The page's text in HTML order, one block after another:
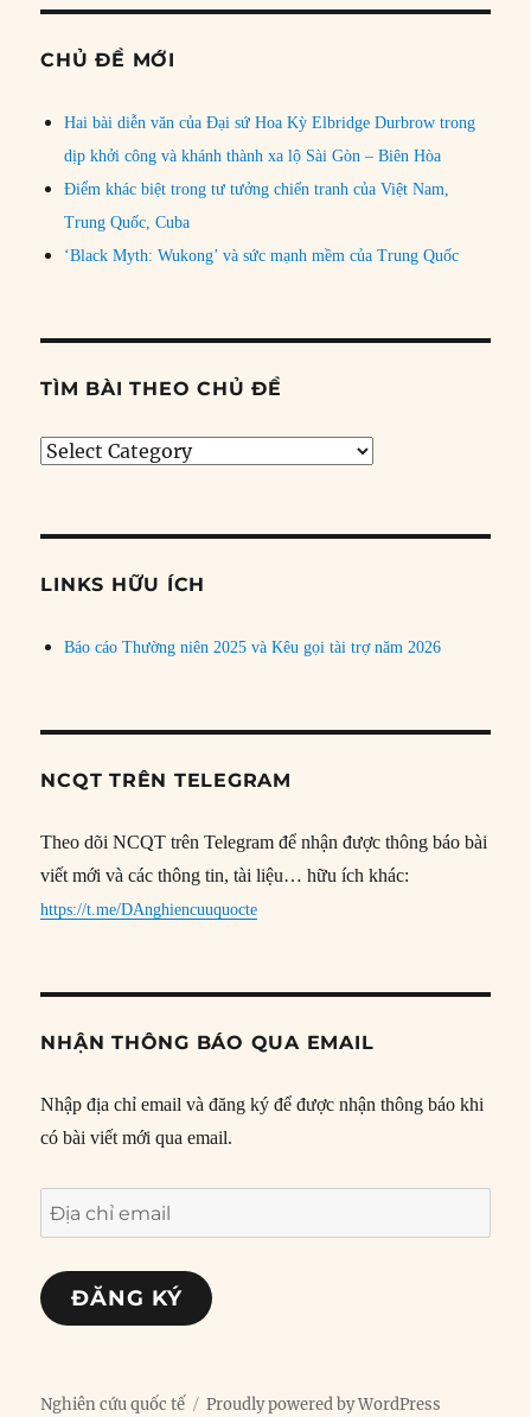
CHỦ ĐỀ MỚI
Hai bài diễn văn của Đại sứ Hoa Kỳ Elbridge Durbrow trong
dịp khởi công và khánh thành xa lộ Sài Gòn – Biên Hòa
Điểm khác biệt trong tư tưởng chiến tranh của Việt Nam,
Trung Quốc, Cuba
‘Black Myth: Wukong’ và sức mạnh mềm của Trung Quốc
TÌM BÀI THEO CHỦ ĐỀ
Tìm
đề
LINKS HỮU ÍCH
Báo cáo Thường niên 2025 và Kêu gọi tài trợ năm 2026
NCQT TRÊN TELEGRAM
Theo dõi NCQT trên Telegram để nhận được thông báo bài
viết mới và các thông tin, tài liệu… hữu ích khác:
https://t.me/DAnghiencuuquocte
NHẬN THÔNG BÁO QUA EMAIL
Nhập địa chỉ email và đăng ký để được nhận thông báo khi
có bài viết mới qua email.
Địa
chỉ
email
ĐĂNG KÝ
Nghiên cứu quốc tế Proudly powered by WordPress